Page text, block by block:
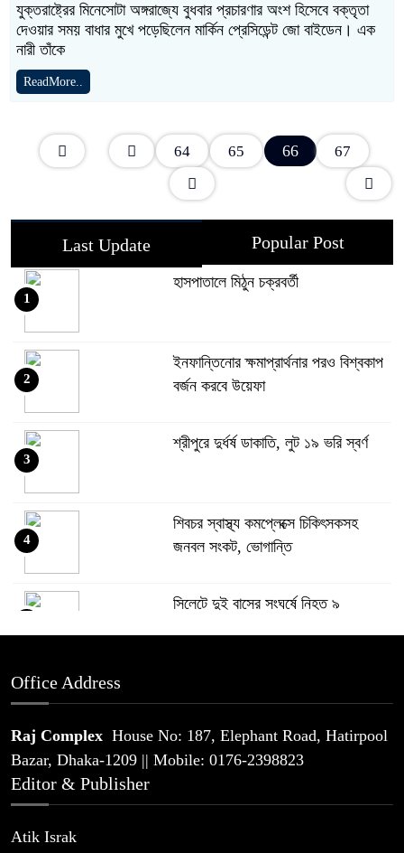
যুক্তরাষ্ট্রের মিনেসোটা অঙ্গরাজ্যে বুধবার প্রচারণার অংশ হিসেবে বক্তৃতা
দেওয়ার সময় বাধার মুখে পড়েছিলেন মার্কিন প্রেসিডেন্ট জো বাইডেন। এক
নারী তাঁকে
ReadMore..
64 65 66 67
Last Update Popular Post
হাসপাতালে মিঠুন চক্রবর্তী
1
ইনফান্তিনোর ক্ষমাপ্রার্থনার পরও বিশ্বকাপ
বর্জন করবে উয়েফা
2
শ্রীপুরে দুর্ধর্ষ ডাকাতি, লুট ১৯ ভরি স্বর্ণ
3
শিবচর স্বাস্থ্য কমপ্লেক্সে চিকিৎসকসহ
জনবল সংকট, ভোগান্তি
4
সিলেটে দুই বাসের সংঘর্ষে নিহত ৯
এলোপাতাড়ি গুলি, নিহত অন্তত ৬
6
প্যারাসেইলিংয়ে পর্যটক নিহতের মামলার
7
Office Address
Raj Complex House No: 187, Elephant Road, Hatirpool
Bazar, Dhaka-1209 || Mobile: 0176-2398823
Editor & Publisher
Atik Israk